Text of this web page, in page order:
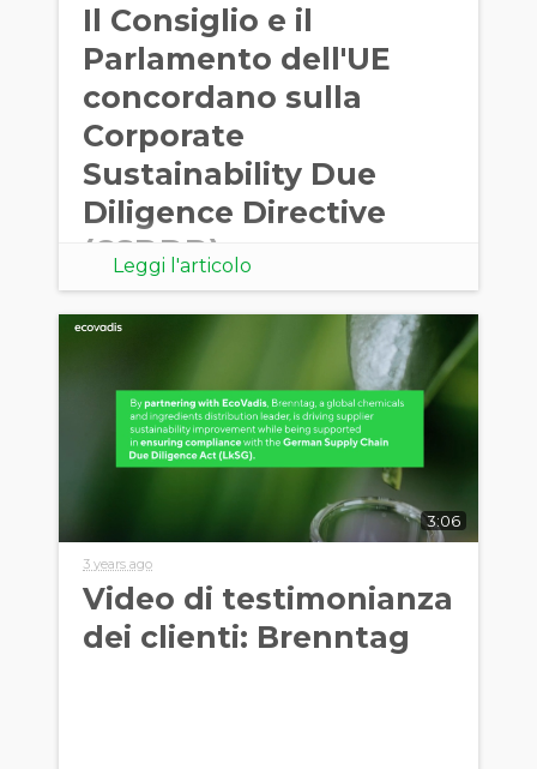
Il Consiglio e il
Parlamento dell'UE
concordano sulla
Corporate
Sustainability Due
Diligence Directive
(CSDDD)
Leggi l'articolo
3:06
3 years ago
Video di testimonianza
dei clienti: Brenntag